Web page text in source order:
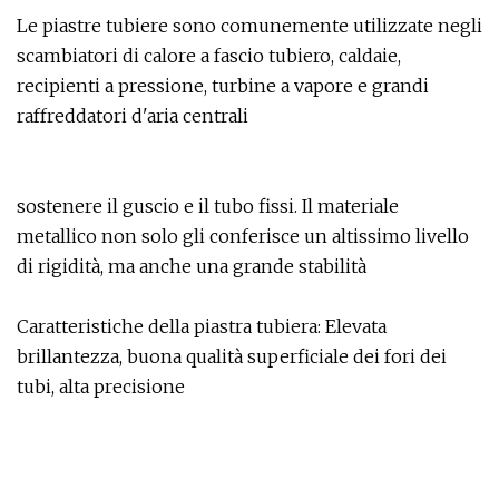
Le piastre tubiere sono comunemente utilizzate negli
scambiatori di calore a fascio tubiero, caldaie,
recipienti a pressione, turbine a vapore e grandi
raffreddatori d'aria centrali
sostenere il guscio e il tubo fissi. Il materiale
metallico non solo gli conferisce un altissimo livello
di rigidità, ma anche una grande stabilità
Caratteristiche della piastra tubiera: Elevata
brillantezza, buona qualità superficiale dei fori dei
tubi, alta precisione